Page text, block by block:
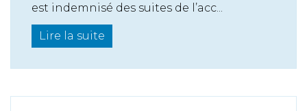
est indemnisé des suites de l’acc...
Lire la suite